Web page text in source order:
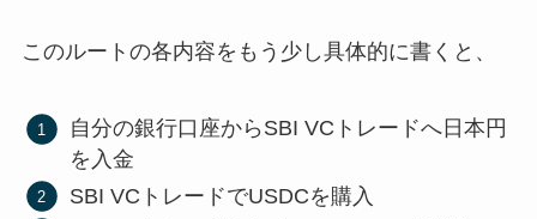
このルートの各内容をもう少し具体的に書くと、
自分の銀行口座からSBI VCトレードへ日本円
を入金
SBI VCトレードでUSDCを購入